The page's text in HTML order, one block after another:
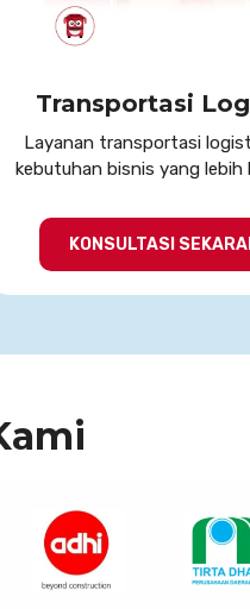
Transportasi
Layanan transportasi
kebutuhan bisnis yang lebih
KONSULTASI